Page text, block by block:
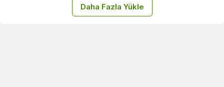
Daha Fazla Yükle